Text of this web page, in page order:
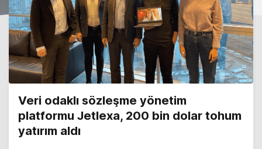
Veri odaklı sözleşme yönetim
platformu Jetlexa, 200 bin dolar tohum
yatırım aldı